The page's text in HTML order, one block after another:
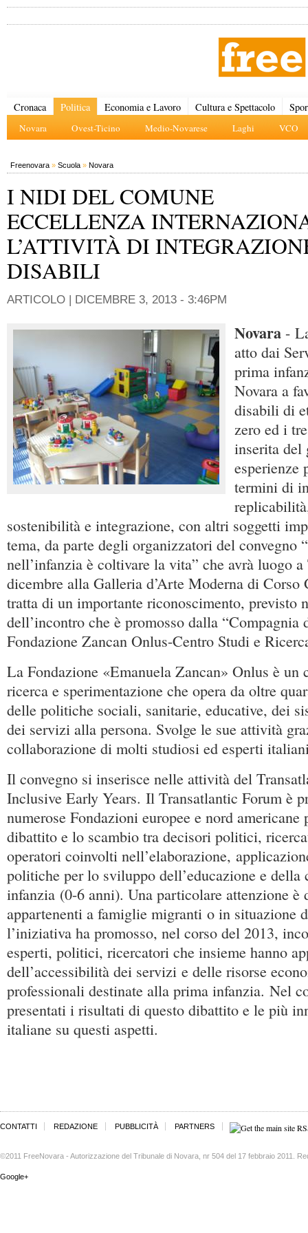
Cronaca Politica
Novara Ovest-Ticino Medio-Novarese Laghi VCO
Economia e Lavoro Cultura e Spettacolo
Freenovara » Scuola » Novara
I NIDI DEL COMUNE
ECCELLENZA
L’ATTIVITÀ DI
DISABILI
ARTICOLO | DICEMBRE 3, 2013 - 3:46PM
Novara -
atto dai
prima
Novara a
disabili di
zero ed i
inserita del
esperienze
termini di
sostenibilità e integrazione, con altri soggetti
tema, da parte degli organizzatori del convegno
nell’infanzia è coltivare la vita” che avrà luogo
dicembre alla Galleria d’Arte Moderna di Corso
tratta di un importante riconoscimento, previsto
dell’incontro che è promosso dalla “Compagnia
Fondazione Zancan Onlus-Centro Studi e
La Fondazione «Emanuela Zancan» Onlus è un
ricerca e sperimentazione che opera da oltre
delle politiche sociali, sanitarie, educative, dei
dei servizi alla persona. Svolge le sue attività
collaborazione di molti studiosi ed esperti
Il convegno si inserisce nelle attività del
Inclusive Early Years. Il Transatlantic Forum è
numerose Fondazioni europee e nord americane
dibattito e lo scambio tra decisori politici,
operatori coinvolti nell’elaborazione,
politiche per lo sviluppo dell’educazione e della
infanzia (0-6 anni). Una particolare attenzione è
appartenenti a famiglie migranti o in situazione
l’iniziativa ha promosso, nel corso del 2013,
esperti, politici, ricercatori che insieme hanno
dell’accessibilità dei servizi e delle risorse
professionali destinate alla prima infanzia. Nel
presentati i risultati di questo dibattito e le più
italiane su questi aspetti.
CONTATTI REDAZIONE PUBBLICITÀ PARTNERS
©2011 FreeNovara - Autorizzazione del Tribunale di Novara, nr 504 del 17 febbraio 2011.
Google+